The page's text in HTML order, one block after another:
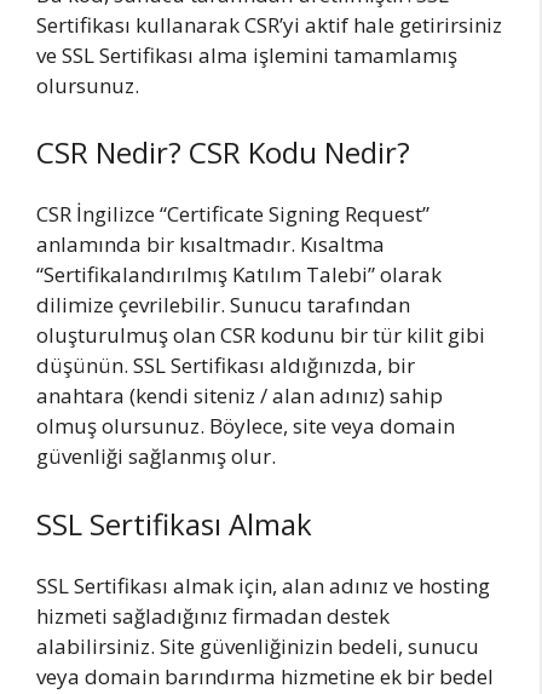
Sertifikası kullanarak CSR’yi aktif hale getirirsiniz
ve SSL Sertifikası alma işlemini tamamlamış
olursunuz.
CSR Nedir? CSR Kodu Nedir?
CSR İngilizce “Certificate Signing Request”
anlamında bir kısaltmadır. Kısaltma
“Sertifikalandırılmış Katılım Talebi” olarak
dilimize çevrilebilir. Sunucu tarafından
oluşturulmuş olan CSR kodunu bir tür kilit gibi
düşünün. SSL Sertifikası aldığınızda, bir
anahtara (kendi siteniz / alan adınız) sahip
olmuş olursunuz. Böylece, site veya domain
güvenliği sağlanmış olur.
SSL Sertifikası Almak
SSL Sertifikası almak için, alan adınız ve hosting
hizmeti sağladığınız firmadan destek
alabilirsiniz. Site güvenliğinizin bedeli, sunucu
veya domain barındırma hizmetine ek bir bedel